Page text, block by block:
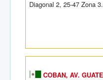
Diagonal 2, 25-47 Zona
COBAN, AV.